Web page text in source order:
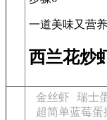
一道美味又营
西兰花炒
金丝虾 瑞士
超简单蓝莓蛋